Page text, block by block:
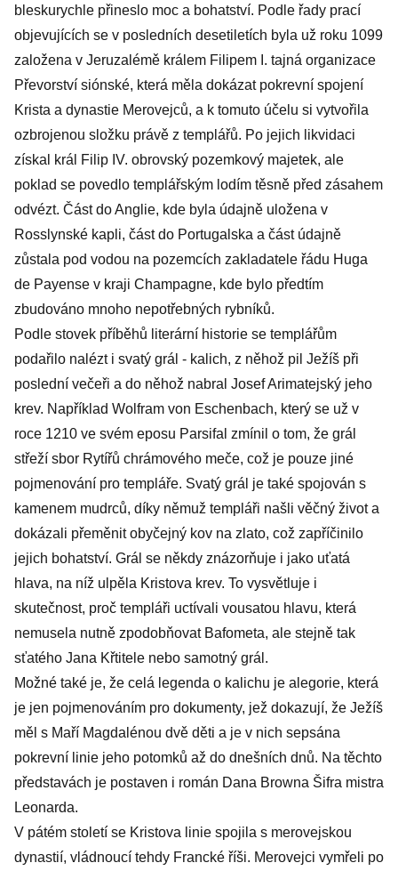
bleskurychle přineslo moc a bohatství. Podle řady prací
objevujících se v posledních desetiletích byla už roku 1099
založena v Jeruzalémě králem Filipem I. tajná organizace
Převorství siónské, která měla dokázat pokrevní spojení
Krista a dynastie Merovejců, a k tomuto účelu si vytvořila
ozbrojenou složku právě z templářů. Po jejich likvidaci
získal král Filip IV. obrovský pozemkový majetek, ale
poklad se povedlo templářským lodím těsně před zásahem
odvézt. Část do Anglie, kde byla údajně uložena v
Rosslynské kapli, část do Portugalska a část údajně
zůstala pod vodou na pozemcích zakladatele řádu Huga
de Payense v kraji Champagne, kde bylo předtím
zbudováno mnoho nepotřebných rybníků.
Podle stovek příběhů literární historie se templářům
podařilo nalézt i svatý grál - kalich, z něhož pil Ježíš při
poslední večeři a do něhož nabral Josef Arimatejský jeho
krev. Například Wolfram von Eschenbach, který se už v
roce 1210 ve svém eposu Parsifal zmínil o tom, že grál
střeží sbor Rytířů chrámového meče, což je pouze jiné
pojmenování pro templáře. Svatý grál je také spojován s
kamenem mudrců, díky němuž templáři našli věčný život a
dokázali přeměnit obyčejný kov na zlato, což zapříčinilo
jejich bohatství. Grál se někdy znázorňuje i jako uťatá
hlava, na níž ulpěla Kristova krev. To vysvětluje i
skutečnost, proč templáři uctívali vousatou hlavu, která
nemusela nutně zpodobňovat Bafometa, ale stejně tak
sťatého Jana Křtitele nebo samotný grál.
Možné také je, že celá legenda o kalichu je alegorie, která
je jen pojmenováním pro dokumenty, jež dokazují, že Ježíš
měl s Maří Magdalénou dvě děti a je v nich sepsána
pokrevní linie jeho potomků až do dnešních dnů. Na těchto
představách je postaven i román Dana Browna Šifra mistra
Leonarda.
V pátém století se Kristova linie spojila s merovejskou
dynastií, vládnoucí tehdy Francké říši. Merovejci vymřeli po